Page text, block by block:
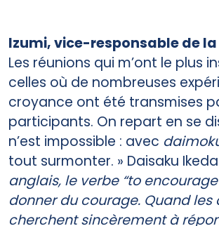
Izumi, vice-responsable de la
Les réunions qui m’ont le plus
celles où de nombreuses
croyance ont été transmises
participants. On repart en se
n’est impossible : avec
tout surmonter. » Daisaku
anglais, le verbe “to
donner du courage. Quand les
cherchent sincèrement à